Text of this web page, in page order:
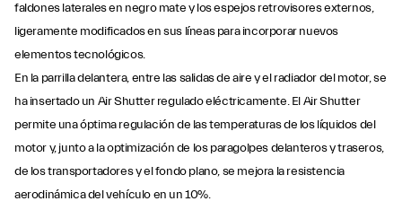
faldones laterales en negro mate y los espejos retrovisores externos,
ligeramente modificados en sus líneas para incorporar nuevos
elementos tecnológicos.
En la parrilla delantera, entre las salidas de aire y el radiador del motor, se
ha insertado un Air Shutter regulado eléctricamente. El Air Shutter
permite una óptima regulación de las temperaturas de los líquidos del
motor y, junto a la optimización de los paragolpes delanteros y traseros,
de los transportadores y el fondo plano, se mejora la resistencia
aerodinámica del vehículo en un 10%.